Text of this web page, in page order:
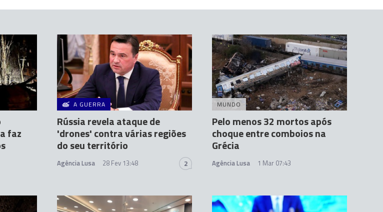
faz
A GUERRA
Rússia revela ataque de
'drones' contra várias regiões
do seu território
Agência Lusa 28 Fev 13:48 2
MUNDO
Pelo menos 32 mortos após
choque entre comboios na
Grécia
Agência Lusa 1 Mar 07:43